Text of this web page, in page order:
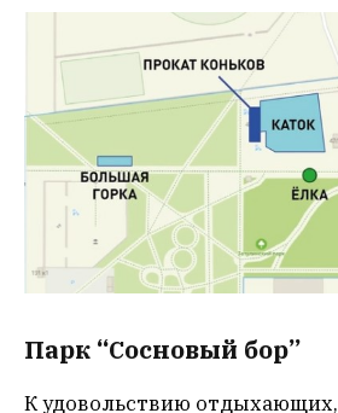
Парк “Сосновый бор”
К удовольствию